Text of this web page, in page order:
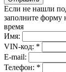
Если не нашли
заполните
время
Имя:
VIN-код: *
E-mail:
Телефон: *